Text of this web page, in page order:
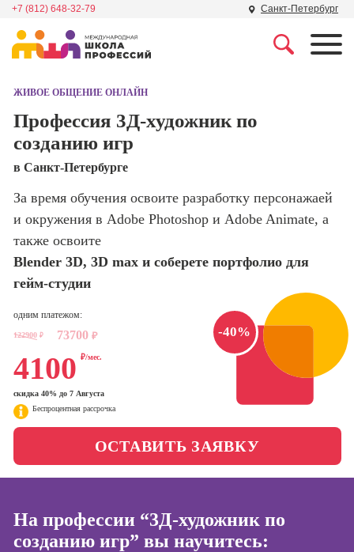
+7 (812) 648-32-79 Санкт-Петербург
Школа дизайна
Школа нейросетей и
Школа психологии
Школа актерского
мастерства
Школа бизнеса и
управления
Фотошкола
Школа медиа
поисковой
сайтов)
Профессия
Менеджер по
маркетингу в
социальных
сетях (SMM-
менеджер)
Специалист по
Курсы
ЖИВОЕ ОБЩЕНИЕ ОНЛАЙН
Профессия 3Д-художник по
созданию игр
в Санкт-Петербурге
За время обучения освоите разработку персонажаей
и окружения в Adobe Photoshop и Adobe Animate, а
также освоите
Blender 3D, 3D max и соберете портфолио для
гейм-студии
-40%
одним платежом:
122900 ₽ 73700 ₽
4100 ₽/мес.
скидка 40% до 7 Августа
Беспроцентная рассрочка
ОСТАВИТЬ ЗАЯВКУ
На профессии “3Д-художник по
созданию игр” вы научитесь: